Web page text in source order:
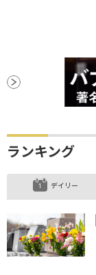
ランキング
デイリー